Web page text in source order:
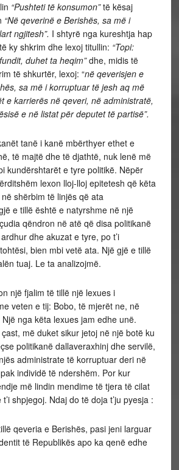
“Pushteti të konsumon”të kësaj
“Në qeverinë e Berishës, sa më i
ngjitesh”. I shtyrë nga kureshtja hap
ky shkrim dhe lexoj titullin: “Topi:
duhet ta heqim”dhe, midis të
të shkurtër, lexoj: “në qeverisjen e
sa më i korruptuar të jesh aq më
e karrierës në qeveri, në administratë,
e në listat për deputet të partisë”.
tanë i kanë mbërthyer ethet e
të majtë dhe të djathtë, nuk lenë më
kundërshtarët e tyre politikë. Nëpër
lexon lloj-lloj epitetesh që këta
shërbim të linjës që ata
e tillë është e natyrshme në një
qëndron në atë që disa politikanë
dhe akuzat e tyre, po t’i
bien mbi vetë ata. Një gjë e tillë
tuaj. Le ta analizojmë.
një fjalim të tillë një lexues i
veten e tij: Bobo, të mjerët ne, në
nga këta lexues jam edhe unë.
më duket sikur jetoj në një botë ku
politikanë dallaveraxhinj dhe servilë,
administrate të korruptuar deri në
individë të ndershëm. Por kur
më lindin mendime të tjera të cilat
shpjegoj. Ndaj do të doja t’ju pyesja :
qeveria e Berishës, pasi jeni larguar
të Republikës apo ka qenë edhe